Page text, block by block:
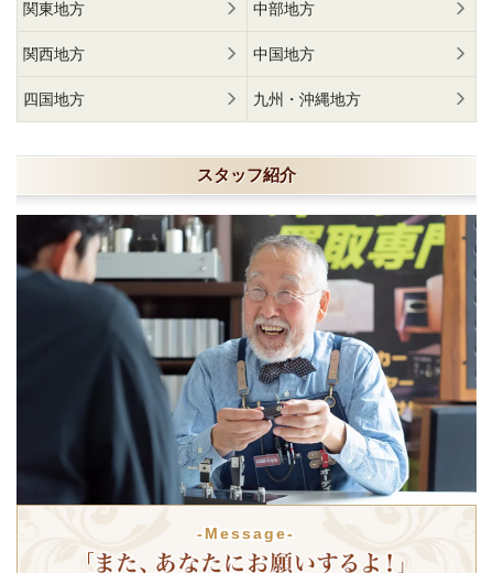
関東地方 中部地方
関西地方 中国地方
四国地方 九州・沖縄地方
スタッフ紹介
-Message-